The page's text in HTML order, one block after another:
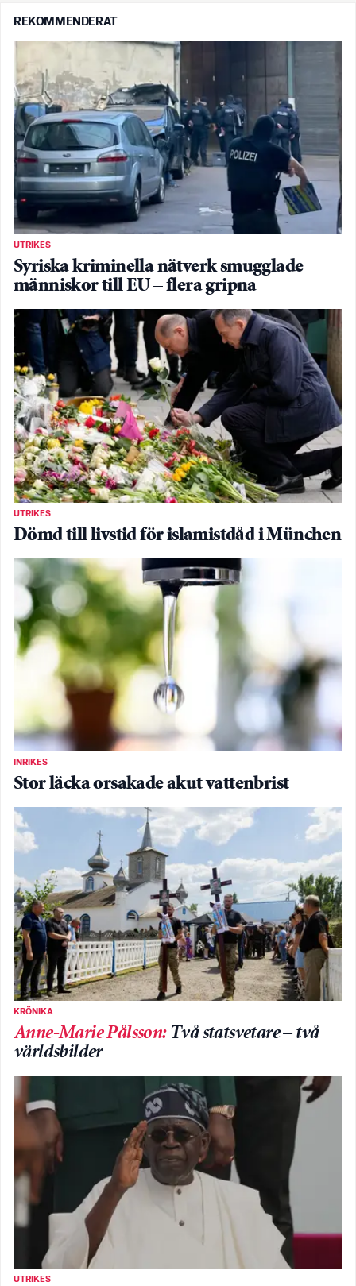
REKOMMENDERAT
UTRIKES
Syriska kriminella nätverk smugglade
människor till EU – flera gripna
UTRIKES
Dömd till livstid för islamistdåd i München
INRIKES
Stor läcka orsakade akut vattenbrist
KRÖNIKA
Anne-Marie Pålsson: Två statsvetare – två
världsbilder
UTRIKES